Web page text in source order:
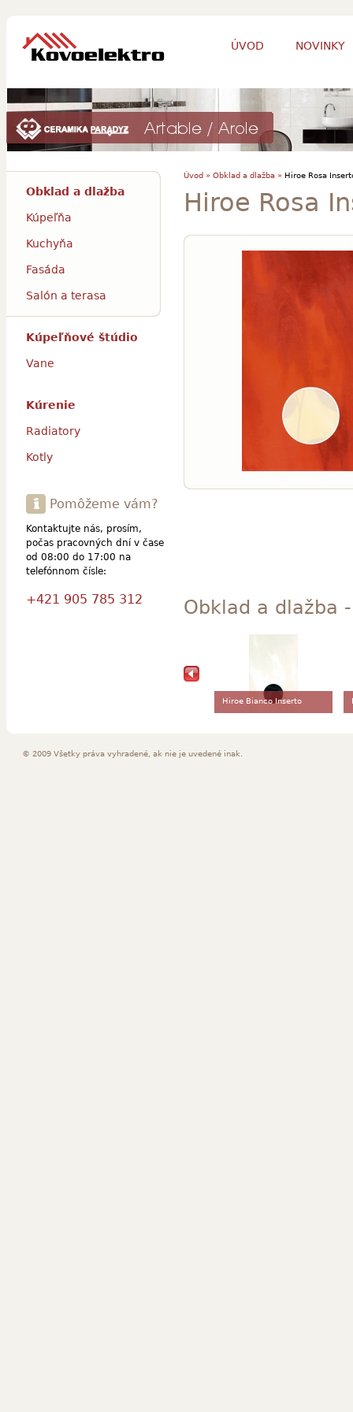
ÚVOD NOVINKY
Úvod » Obklad a dlažba »Hiroe Rosa
Hiroe Rosa
Obklad a dlažba
Hiroe Bianco Inserto
Obklad a dlažba
Kúpeľňa
Kuchyňa
Fasáda
Salón a terasa
Kúpeľňové štúdio
Vane
Kúrenie
Radiatory
Kotly
Pomôžeme vám?
Kontaktujte nás, prosím,
počas pracovných dní v čase
od 08:00 do 17:00 na
telefónnom čísle:
+421 905 785 312
© 2009 Všetky práva vyhradené, ak nie je uvedené inak.